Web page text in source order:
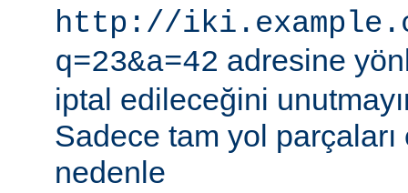
http://
q=23&a=42 adresine
iptal edileceğini
Sadece tam yol
nedenle